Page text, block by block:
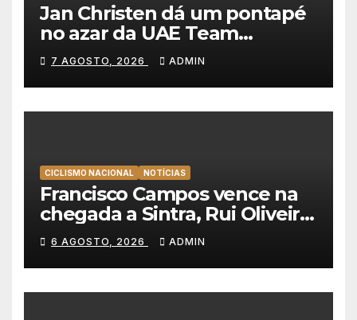
Jan Christen dá um pontapé
no azar da UAE Team
Emirates e vence na Volta a
Polónia
7 AGOSTO, 2026 ADMIN
CICLISMO NACIONAL NOTÍCIAS
Francisco Campos vence na
chegada a Sintra, Rui Oliveira
veste de amarelo na Volta a
Portugal
6 AGOSTO, 2026 ADMIN